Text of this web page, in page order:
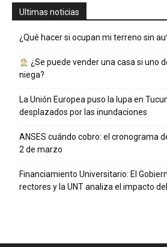
Ultimas noticias
¿Qué hacer si ocupan mi terreno sin
¿Se puede vender una casa si uno
niega?
La Unión Europea puso la lupa en
desplazados por las inundaciones
ANSES cuándo cobro: el cronograma
2 de marzo
Financiamiento Universitario: El
rectores y la UNT analiza el impacto